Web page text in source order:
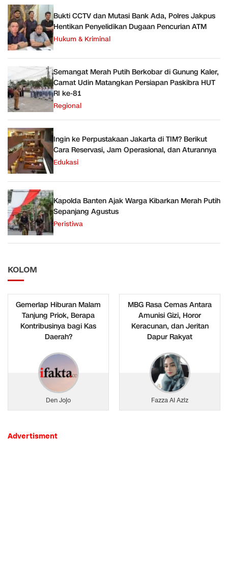
Bukti CCTV dan Mutasi Bank Ada, Polres Jakpus
Hentikan Penyelidikan Dugaan Pencurian ATM
Hukum & Kriminal
Semangat Merah Putih Berkobar di Gunung Kaler,
Camat Udin Matangkan Persiapan Paskibra HUT
RI ke-81
Regional
Ingin ke Perpustakaan Jakarta di TIM? Berikut
Cara Reservasi, Jam Operasional, dan Aturannya
Edukasi
Kapolda Banten Ajak Warga Kibarkan Merah Putih
Sepanjang Agustus
Peristiwa
KOLOM
Gemerlap Hiburan Malam
Tanjung Priok, Berapa
Kontribusinya bagi Kas
Daerah?
Den Jojo
MBG Rasa Cemas Antara
Amunisi Gizi, Horor
Keracunan, dan Jeritan
Dapur Rakyat
Fazza Al Aziz
Advertisment